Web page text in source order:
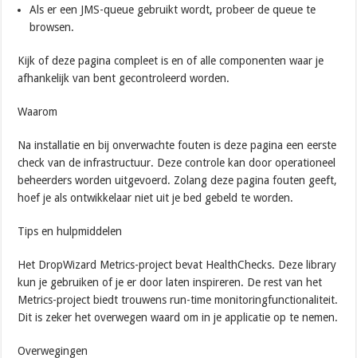
Als er een JMS-queue gebruikt wordt, probeer de queue te
browsen.
Kijk of deze pagina compleet is en of alle componenten waar je
afhankelijk van bent gecontroleerd worden.
Waarom
Na installatie en bij onverwachte fouten is deze pagina een eerste
check van de infrastructuur. Deze controle kan door operationeel
beheerders worden uitgevoerd. Zolang deze pagina fouten geeft,
hoef je als ontwikkelaar niet uit je bed gebeld te worden.
Tips en hulpmiddelen
Het DropWizard Metrics-project bevat HealthChecks. Deze library
kun je gebruiken of je er door laten inspireren. De rest van het
Metrics-project biedt trouwens run-time monitoringfunctionaliteit.
Dit is zeker het overwegen waard om in je applicatie op te nemen.
Overwegingen